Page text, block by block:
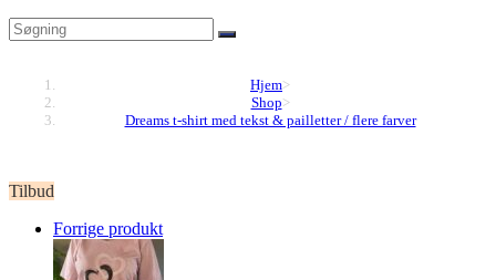
Hjem>
Shop>
Dreams t-shirt med tekst & pailletter / flere farver
Tilbud
Forrige produkt